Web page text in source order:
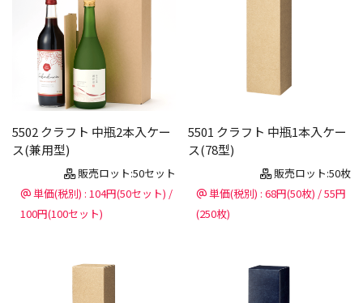
5502 クラフト 中瓶2本入ケー
ス(兼用型)
販売ロット:50セット
単価(税別) : 104円(50セット) /
100円(100セット)
5501 クラフト 中瓶1本入ケー
ス(78型)
販売ロット:50枚
単価(税別) : 68円(50枚) / 55円
(250枚)